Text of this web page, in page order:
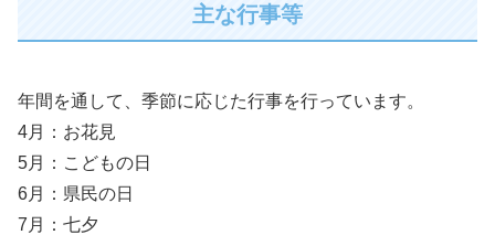
主な行事等
年間を通して、季節に応じた行事を行っています。
4月：お花見
5月：こどもの日
6月：県民の日
7月：七夕